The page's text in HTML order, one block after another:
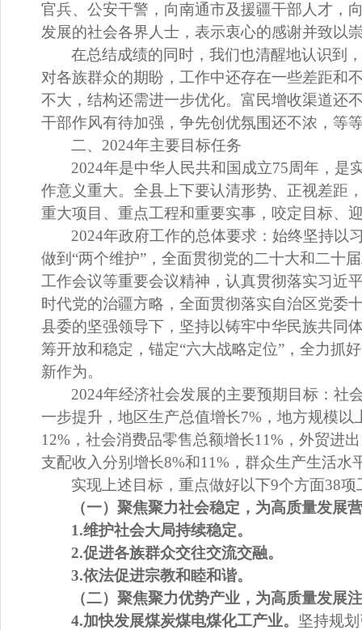
官兵、公安干警，向南通市及援疆干部人才，
发展的社会各界人士，表示衷心的感谢并致以
在总结成绩的同时，我们也清醒地认识到
对各族群众的期盼，工作中还存在一些差距和
不大，结构还需进一步优化。富民增收渠道还
干部作风有待加强，争先创优氛围还不浓，等
二、 2024年主要目标任务
2024年是中华人民共和国成立75周年，是
作意义重大。全县上下要认清形势、正视差距
重大项目、重点工程和重要实事，咬定目标、
2024年政府工作的总体要求：始终坚持以
做到 “两个维护” ， 全面贯彻党的二十大和二十
工作会议等重要会议精神，认真贯彻落实习近
时代党的治疆方略，全面贯彻落实自治区党委
县委的坚强领导下，坚持以铸牢中华民族共同
筹开放和稳定，锚定“六大战略定位” ，全力抓好
新作为。
2024年经济社会发展的主要预期目标：社
一步提升，地区生产总值增长7% ，地方规模
12% ，社会消费品零售总额增长11% ，外贸进
支配收入分别增长8%和11% ，群众生产生活
实现上述目标，重点做好以下9个方面38项
（一）聚焦聚力社会稳定，为高质量发展
1.维护社会大局持续稳定。
2.促进各族群众交往交流交融。
3.依法促进宗教和睦和谐。
（二）聚焦聚力优势产业，为高质量发展
4.加快发展煤炭煤电煤化工产业。 坚持规